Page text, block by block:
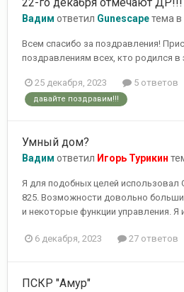
Вадим ответил Gunescapeтема в
Всем спасибо за поздравления!
поздравлениям всех, кто родился в
25 декабря, 2023 5 ответов
давайте поздравим!!!
Умный дом?
Вадим ответил Игорь Турикин
Я для подобных целей использовал
825. Возможности довольно
и некоторые функции управления. Я
6 декабря, 2023 27 ответов
ПСКР "Амур"